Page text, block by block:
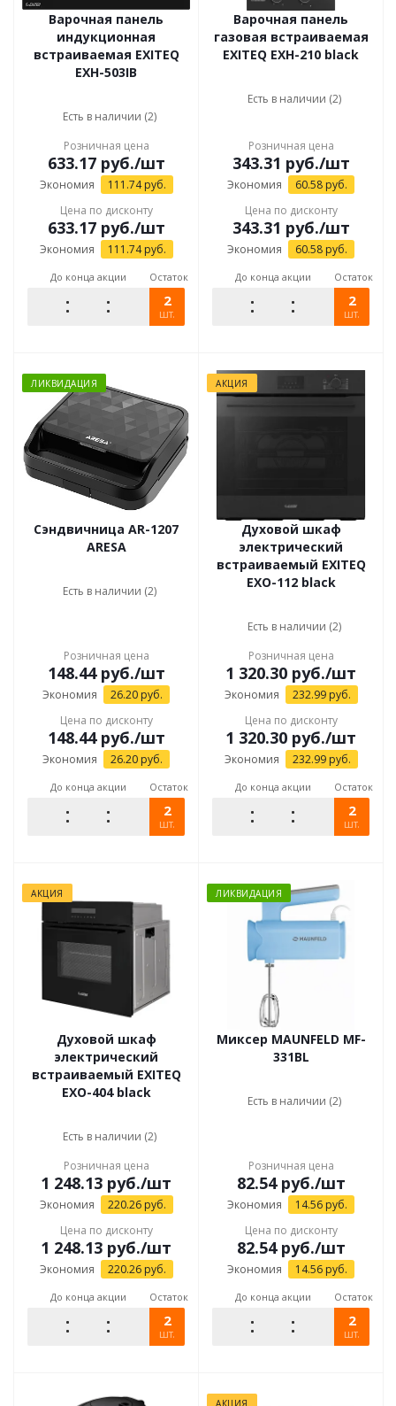
Варочная панель
индукционная
встраиваемая EXITEQ
EXH-503IB
Есть в наличии (2)
Розничная цена
633.17руб./шт
Экономия 111.74руб.
Цена по дисконту
633.17руб./шт
Экономия 111.74руб.
До конца акции Остаток
2
шт.
Варочная панель
газовая встраиваемая
EXITEQ EXH-210 black
Есть в наличии (2)
Розничная цена
343.31 руб./шт
Экономия 60.58 руб.
Цена по дисконту
343.31 руб./шт
Экономия 60.58 руб.
До конца акции Остаток
2
шт.
ЛИКВИДАЦИЯ
Сэндвичница AR-1207
ARESA
Есть в наличии (2)
Розничная цена
148.44руб./шт
Экономия 26.20 руб.
Цена по дисконту
148.44руб./шт
Экономия 26.20 руб.
До конца акции Остаток
2
шт.
АКЦИЯ
Духовой шкаф
электрический
встраиваемый EXITEQ
EXO-112 black
Есть в наличии (2)
Розничная цена
1 320.30 руб./шт
Экономия 232.99руб.
Цена по дисконту
1 320.30 руб./шт
Экономия 232.99руб.
До конца акции Остаток
2
шт.
АКЦИЯ
Духовой шкаф
электрический
встраиваемый EXITEQ
EXO-404 black
Есть в наличии (2)
Розничная цена
1 248.13 руб./шт
Экономия 220.26руб.
Цена по дисконту
1 248.13 руб./шт
Экономия 220.26руб.
До конца акции Остаток
2
шт.
ЛИКВИДАЦИЯ
Миксер MAUNFELD MF-
331BL
Есть в наличии (2)
Розничная цена
82.54руб./шт
Экономия 14.56 руб.
Цена по дисконту
82.54руб./шт
Экономия 14.56 руб.
До конца акции Остаток
2
шт.
АКЦИЯ